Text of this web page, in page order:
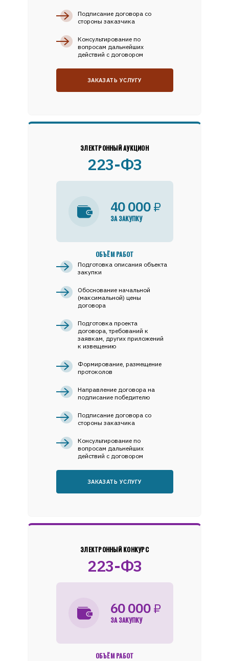
Подписание договора со
стороны заказчика
Консультирование по
вопросам дальнейших
действий с договором
ЗАКАЗАТЬ УСЛУГУ
ЭЛЕКТРОННЫЙ АУКЦИОН
223-ФЗ
40 000₽
ЗА ЗАКУПКУ
ОБЪЁМ РАБОТ
Подготовка описания объекта
закупки
Обоснование начальной
(максимальной) цены
договора
Подготовка проекта
договора, требований к
заявкам, других приложений
к извещению
Формирование, размещение
протоколов
Направление договора на
подписание победителю
Подписание договора со
стороны заказчика
Консультирование по
вопросам дальнейших
действий с договором
ЗАКАЗАТЬ УСЛУГУ
ЭЛЕКТРОННЫЙ КОНКУРС
223-ФЗ
60 000₽
ЗА ЗАКУПКУ
ОБЪЁМ РАБОТ